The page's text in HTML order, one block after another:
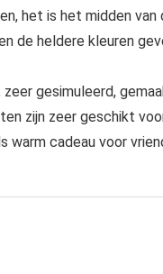
het is het midden van
de heldere kleuren
gesimuleerd,
zijn zeer geschikt
cadeau voor